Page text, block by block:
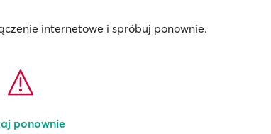
internetowe i spróbuj ponownie.
ponownie